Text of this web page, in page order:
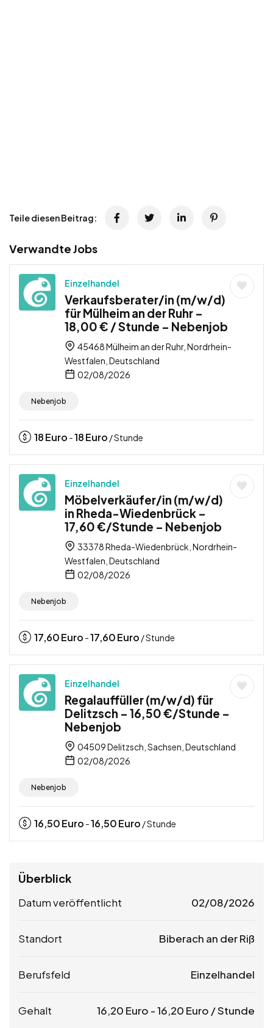
Teile diesen Beitrag:
Verwandte Jobs
Einzelhandel
Verkaufsberater/in (m/w/d)
für Mülheim an der Ruhr –
18,00 € / Stunde – Nebenjob
45468 Mülheim an der Ruhr, Nordrhein-
Westfalen, Deutschland
02/08/2026
Nebenjob
18Euro -18Euro / Stunde
Einzelhandel
Möbelverkäufer/in (m/w/d)
in Rheda-Wiedenbrück –
17,60 €/Stunde – Nebenjob
33378 Rheda-Wiedenbrück, Nordrhein-
Westfalen, Deutschland
02/08/2026
Nebenjob
17,60Euro -17,60Euro / Stunde
Einzelhandel
Regalauffüller (m/w/d) für
Delitzsch – 16,50 €/Stunde –
Nebenjob
04509 Delitzsch, Sachsen, Deutschland
02/08/2026
Nebenjob
16,50Euro -16,50Euro / Stunde
Überblick
Datum veröffentlicht 02/08/2026
Standort Biberach an der Riß
Berufsfeld Einzelhandel
Gehalt 16,20 Euro -16,20 Euro / Stunde